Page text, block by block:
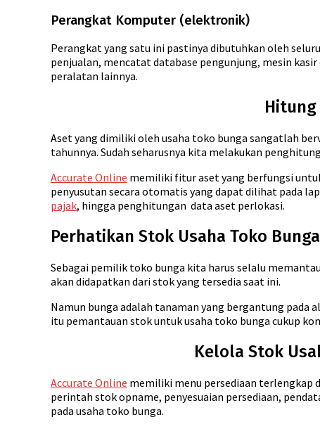
Perangkat Komputer (elektronik)
Perangkat yang satu ini pastinya dibutuhkan oleh
penjualan, mencatat database pengunjung, mesin
peralatan lainnya.
Hitung
Aset yang dimiliki oleh usaha toko bunga sangatlah
tahunnya. Sudah seharusnya kita melakukan
Accurate Online memiliki fitur aset yang berfungsi
penyusutan secara otomatis yang dapat dilihat pada
pajak, hingga penghitungan data aset perlokasi.
Perhatikan Stok Usaha Toko Bunga
Sebagai pemilik toko bunga kita harus selalu
akan didapatkan dari stok yang tersedia saat ini.
Namun bunga adalah tanaman yang bergantung pada
itu pemantauan stok untuk usaha toko bunga cukup
Kelola Stok
Accurate Online memiliki menu persediaan terlengkap
perintah stok opname, penyesuaian persediaan,
pada usaha toko bunga.